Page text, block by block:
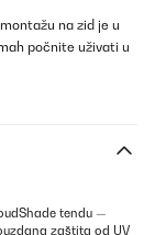
na zid je u
počnite uživati u
tendu —
zaštita od UV